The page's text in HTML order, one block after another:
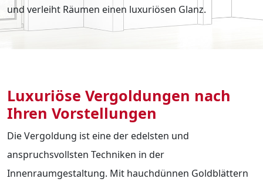
und verleiht Räumen einen luxuriösen Glanz.
Luxuriöse Vergoldungen nach
Ihren Vorstellungen
Die Vergoldung ist eine der edelsten und
anspruchsvollsten Techniken in der
Innenraumgestaltung. Mit hauchdünnen Goldblättern